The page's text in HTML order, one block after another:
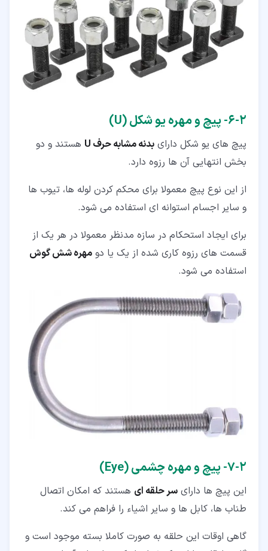
۲‏-‏۶‏- پیچ و مهره یو شکل (U)
پیچ های یو شکل دارای بدنه مشابه حرف U
هستند و دو
بخش انتهایی آن ها رزوه دارد.
از این نوع پیچ معمولا برای محکم کردن لوله ها، تیوب ها
و سایر اجسام استوانه ای استفاده می شود.
برای ایجاد استحکام در سازه مدنظر معمولا در هر یک از
قسمت های رزوه کاری شده از یک یا دو مهره شش گوش
استفاده می شود.
۲‏-‏۷‏- پیچ و مهره چشمی (Eye)
این پیچ ها دارای سر حلقه ای هستند که امکان اتصال
طناب ها، کابل ها و سایر اشیاء را فراهم می کند.
گاهی اوقات این حلقه به صورت کاملا بسته موجود است و